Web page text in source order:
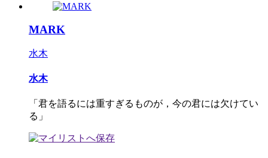
MARK
水木
水木
「君を語るには重すぎるものが，今の君には欠けてい
る」